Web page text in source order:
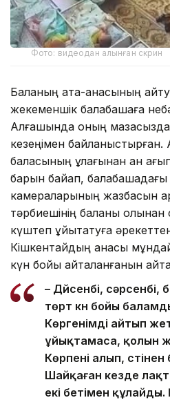
Фото: видеодан алынған скрин
Баланың ата-анасының
жекеменшік балабақшаға
Алғашында оның
кезеңімен байланыстырған.
баласының құлағынан қан
барын байқап, балабақшадағы
камераларының жазбасын
тәрбиешінің баланы
күштеп ұйықтатуға
Кішкентайдың анасы
күн бойы қайталанғанын
– Дүйсенбі, сәрсенбі,
төрт күн бойы
Көргенімді айтып
ұйықтамаса, қолын
Көрпені алып,
Шайқаған кезде
екі бетімен